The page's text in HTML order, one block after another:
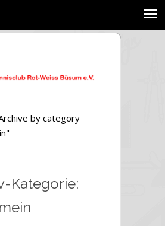
by category
Kategorie: